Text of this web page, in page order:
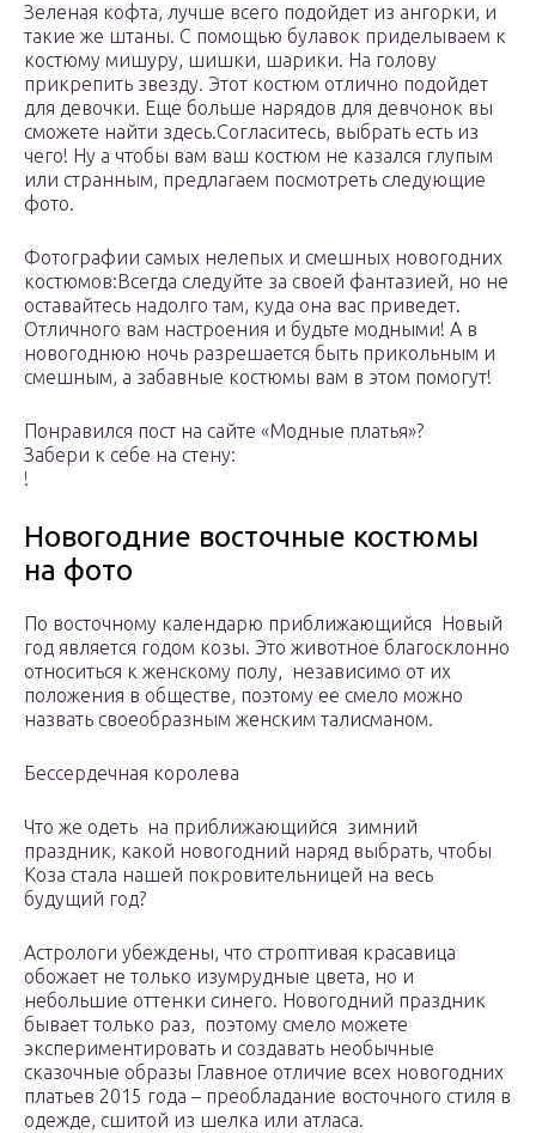
Зеленая кофта, лучше всего подойдет из ангорки, и
такие же штаны. С помощью булавок приделываем к
костюму мишуру, шишки, шарики. На голову
прикрепить звезду. Этот костюм отлично подойдет
для девочки. Еще больше нарядов для девчонок вы
сможете найти здесь.Согласитесь, выбрать есть из
чего! Ну а чтобы вам ваш костюм не казался глупым
или странным, предлагаем посмотреть следующие
фото.
Фотографии самых нелепых и смешных новогодних
костюмов:Всегда следуйте за своей фантазией, но не
оставайтесь надолго там, куда она вас приведет.
Отличного вам настроения и будьте модными! А в
новогоднюю ночь разрешается быть прикольным и
смешным, а забавные костюмы вам в этом помогут!
Понравился пост на сайте «Модные платья»?
Забери к себе на стену:
!
Новогодние восточные костюмы
на фото
По восточному календарю приближающийся Новый
год является годом козы. Это животное благосклонно
относиться к женскому полу, независимо от их
положения в обществе, поэтому ее смело можно
назвать своеобразным женским талисманом.
Бессердечная королева
Что же одеть на приближающийся зимний
праздник, какой новогодний наряд выбрать, чтобы
Коза стала нашей покровительницей на весь
будущий год?
Астрологи убеждены, что строптивая красавица
обожает не только изумрудные цвета, но и
небольшие оттенки синего. Новогодний праздник
бывает только раз, поэтому смело можете
экспериментировать и создавать необычные
сказочные образы Главное отличие всех новогодних
платьев 2015 года – преобладание восточного стиля в
одежде, сшитой из шелка или атласа.